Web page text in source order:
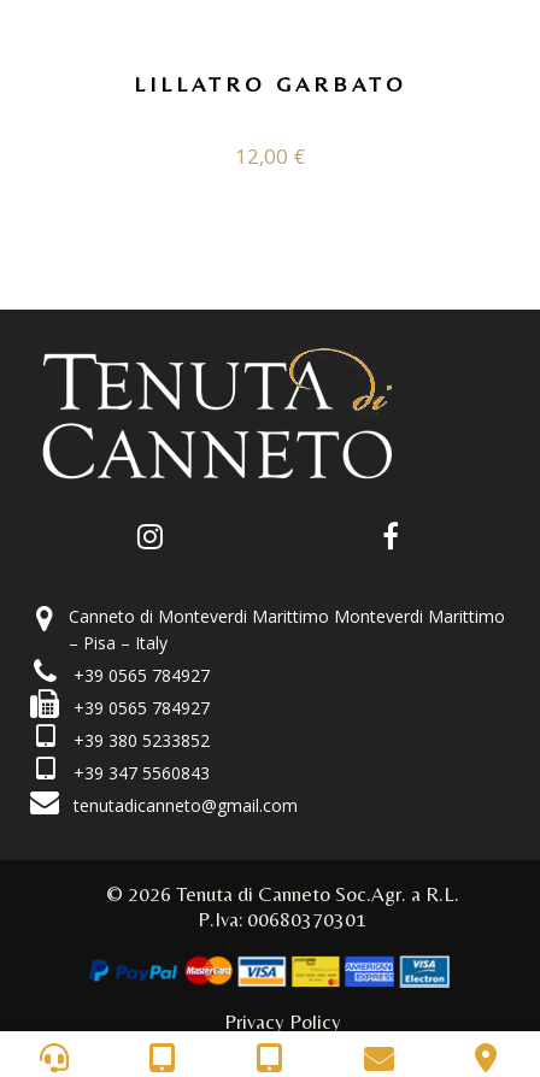
LILLATRO GARBATO
12,00 €
Canneto di Monteverdi Marittimo Monteverdi Marittimo
– Pisa – Italy
+39 0565 784927
+39 0565 784927
+39 380 5233852
+39 347 5560843
tenutadicanneto@gmail.com
© 2026 Tenuta di Canneto Soc.Agr. a R.L.
P.Iva: 00680370301
Privacy Policy
Web by